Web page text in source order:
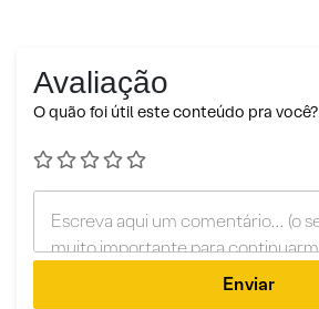
Avaliação
O quão foi útil este conteúdo pra você?
Enviar